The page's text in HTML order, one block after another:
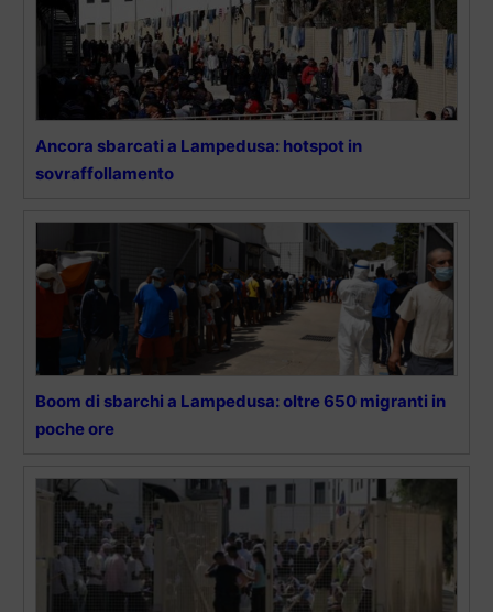
Ancora sbarcati a Lampedusa: hotspot in
sovraffollamento
Boom di sbarchi a Lampedusa: oltre 650 migranti in
poche ore